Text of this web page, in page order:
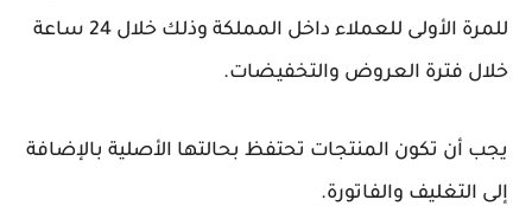
للمرة الأولى للعملاء داخل المملكة وذلك خلال 24 ساعة
خلال فترة العروض والتخفيضات.
يجب أن تكون المنتجات تحتفظ بحالتها الأصلية بالإضافة
إلى التغليف والفاتورة.